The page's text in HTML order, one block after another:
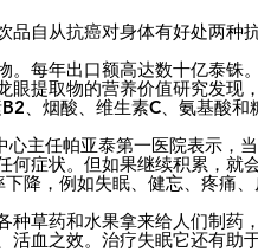
品自从抗癌对身体有好处两种
。每年出口额高达数十亿泰铢
提取物的营养价值研究发现
、烟酸、维生素C、氨基酸和
主任帕亚泰第一医院表示，
何症状。但如果继续积累，就
降，例如失眠、健忘、疼痛
种草药和水果拿来给人们制药
活血之效。治疗失眠它还有助